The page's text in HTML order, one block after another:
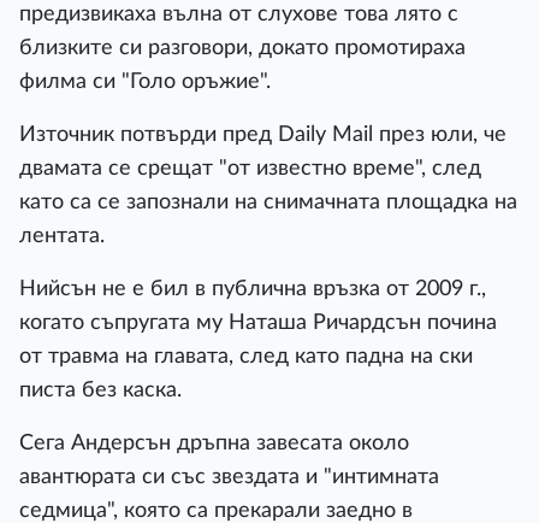
предизвикаха вълна от слухове това лято с
близките си разговори, докато промотираха
филма си "Голо оръжие".
Източник потвърди пред Daily Mail през юли, че
двамата се срещат "от известно време", след
като са се запознали на снимачната площадка на
лентата.
Нийсън не е бил в публична връзка от 2009 г.,
когато съпругата му Наташа Ричардсън почина
от травма на главата, след като падна на ски
писта без каска.
Сега Андерсън дръпна завесата около
авантюрата си със звездата и "интимната
седмица", която са прекарали заедно в